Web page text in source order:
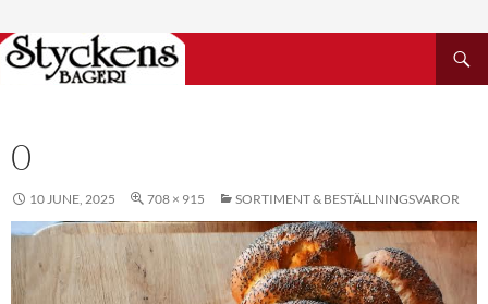
Search
0
10 JUNE, 2025 708 × 915 SORTIMENT & BESTÄLLNINGSVAROR